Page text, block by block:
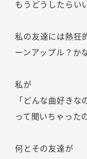
もうどうしたらい
私の友達には熱狂
ーンアップル？か
私が
「どんな曲好きな
って聞いちゃった
何とその友達が